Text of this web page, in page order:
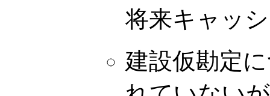
将来キャッ
建設仮勘定